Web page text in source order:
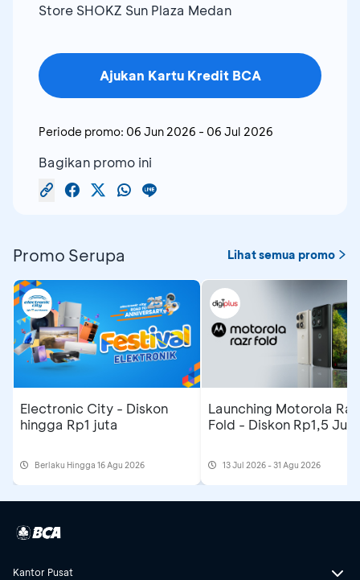
Store SHOKZ Sun Plaza Medan
Ajukan Kartu Kredit BCA
Periode promo: 06 Jun 2026 - 06 Jul 2026
Bagikan promo ini
Promo Serupa Lihat semua promo
Electronic City - Diskon
hingga Rp1 juta
Berlaku Hingga 16 Agu 2026
Launching Motorola
Fold - Diskon Rp1,5 Juta
13 Jul 2026 - 31 Agu 2026
Kantor Pusat